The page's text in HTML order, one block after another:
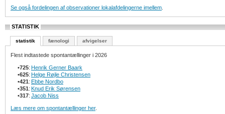
Se også fordelingen af observationer lokalafdelingerne imellem
STATISTIK
statistik fænologi afvigelser
Flest indtastede spontantællinger i 2026
•725: Henrik Gerner Baark
•625: Helge Røjle Christensen
•421: Ebbe Nordbo
•351: Knud Erik Sørensen
•317: Jacob Niss
Læs mere om spontantællinger her.